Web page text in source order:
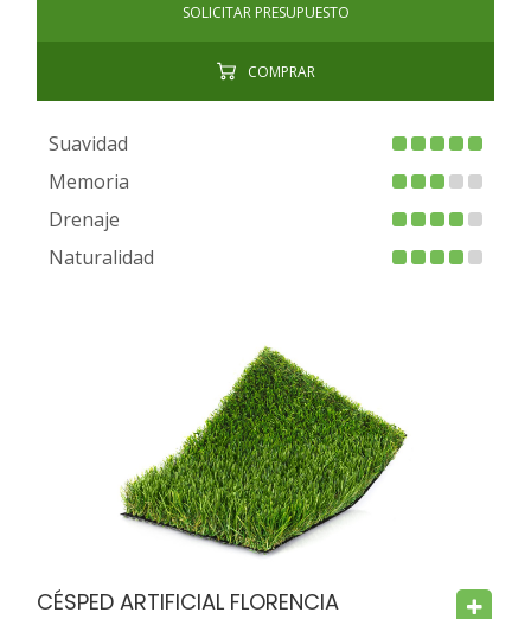
SOLICITAR PRESUPUESTO
COMPRAR
Suavidad
Memoria
Drenaje
Naturalidad
FIRE PROOF CHILD SAFE BACTERIA FREE
CÉSPED ARTIFICIAL FLORENCIA